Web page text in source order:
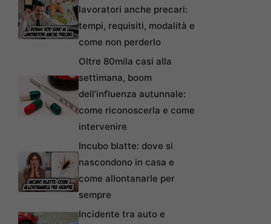
lavoratori anche precari:
tempi, requisiti, modalità e
come non perderlo
Oltre 80mila casi alla
settimana, boom
dell’influenza autunnale:
come riconoscerla e come
intervenire
Incubo blatte: dove si
nascondono in casa e
come allontanarle per
sempre
Incidente tra auto e